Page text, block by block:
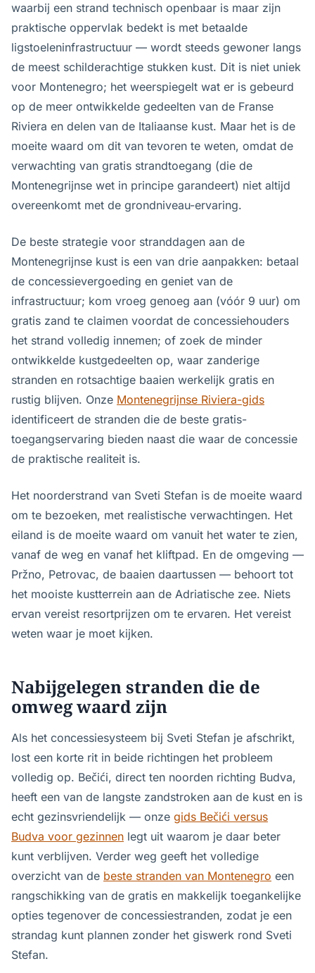
waarbij een strand technisch openbaar is maar zijn
praktische oppervlak bedekt is met betaalde
ligstoeleninfrastructuur — wordt steeds gewoner langs
de meest schilderachtige stukken kust. Dit is niet uniek
voor Montenegro; het weerspiegelt wat er is gebeurd
op de meer ontwikkelde gedeelten van de Franse
Riviera en delen van de Italiaanse kust. Maar het is de
moeite waard om dit van tevoren te weten, omdat de
verwachting van gratis strandtoegang (die de
Montenegrijnse wet in principe garandeert) niet altijd
overeenkomt met de grondniveau-ervaring.
De beste strategie voor stranddagen aan de
Montenegrijnse kust is een van drie aanpakken: betaal
de concessievergoeding en geniet van de
infrastructuur; kom vroeg genoeg aan (vóór 9 uur) om
gratis zand te claimen voordat de concessiehouders
het strand volledig innemen; of zoek de minder
ontwikkelde kustgedeelten op, waar zanderige
stranden en rotsachtige baaien werkelijk gratis en
rustig blijven. Onze Montenegrijnse Riviera-gids
identificeert de stranden die de beste gratis-
toegangservaring bieden naast die waar de concessie
de praktische realiteit is.
Het noorderstrand van Sveti Stefan is de moeite waard
om te bezoeken, met realistische verwachtingen. Het
eiland is de moeite waard om vanuit het water te zien,
vanaf de weg en vanaf het kliftpad. En de omgeving —
Pržno, Petrovac, de baaien daartussen — behoort tot
het mooiste kustterrein aan de Adriatische zee. Niets
ervan vereist resortprijzen om te ervaren. Het vereist
weten waar je moet kijken.
Nabijgelegen stranden die de
omweg waard zijn
Als het concessiesysteem bij Sveti Stefan je afschrikt,
lost een korte rit in beide richtingen het probleem
volledig op. Bečići, direct ten noorden richting Budva,
heeft een van de langste zandstroken aan de kust en is
echt gezinsvriendelijk — onze gids Bečići versus
Budva voor gezinnen legt uit waarom je daar beter
kunt verblijven. Verder weg geeft het volledige
overzicht van de beste stranden van Montenegro een
rangschikking van de gratis en makkelijk toegankelijke
opties tegenover de concessiestranden, zodat je een
strandag kunt plannen zonder het giswerk rond Sveti
Stefan.